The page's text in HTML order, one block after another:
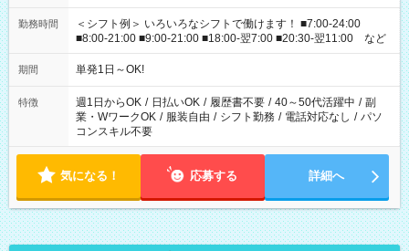
勤務時間
＜シフト例＞ いろいろなシフトで働けます！ ■7:00-24:00
■8:00-21:00 ■9:00-21:00 ■18:00-翌7:00 ■20:30-翌11:00 など
期間 単発1日～OK!
特徴 週1日からOK / 日払いOK / 履歴書不要 / 40～50代活躍中 / 副
業・WワークOK / 服装自由 / シフト勤務 / 電話対応なし / パソ
コンスキル不要
気になる！ 応募する 詳細へ